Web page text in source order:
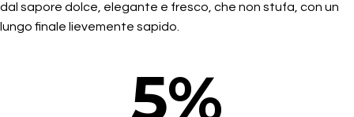
dal sapore dolce, elegante e fresco, che non stufa, con un
lungo finale lievemente sapido.
5%